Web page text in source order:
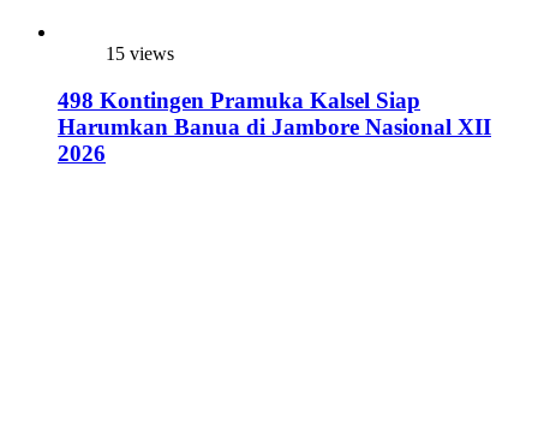
15 views
498 Kontingen Pramuka Kalsel Siap
Harumkan Banua di Jambore Nasional XII
2026